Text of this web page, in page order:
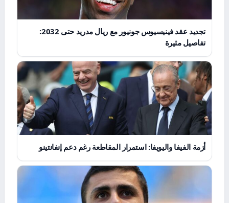
تجديد عقد فينيسيوس جونيور مع ريال مدريد حتى 2032:
تفاصيل مثيرة
أزمة الفيفا واليويفا: استمرار المقاطعة رغم دعم إنفانتينو